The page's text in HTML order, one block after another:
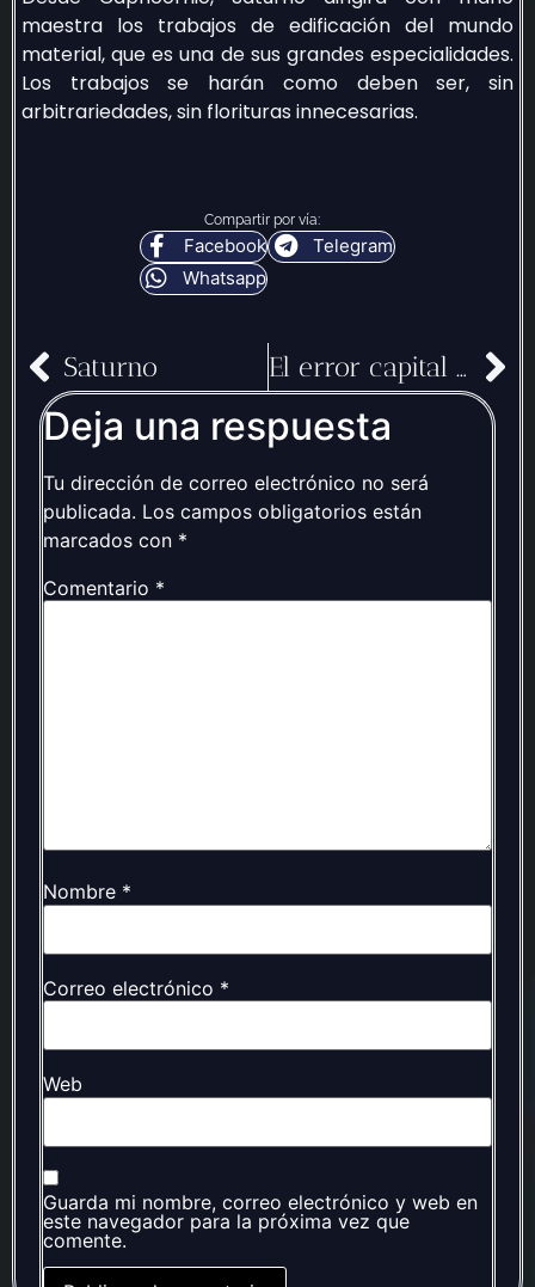
maestra los trabajos de edificación del mundo
material, que es una de sus grandes especialidades.
Los trabajos se harán como deben ser, sin
arbitrariedades, sin florituras innecesarias.
Compartir por vía:
Facebook
Telegram
Whatsapp
Saturno El error capital de Saturno: la avaricia
Deja una respuesta
Tu dirección de correo electrónico no será
publicada. Los campos obligatorios están
marcados con *
Comentario *
Nombre *
Correo electrónico *
Web
Guarda mi nombre, correo electrónico y web en
este navegador para la próxima vez que
comente.